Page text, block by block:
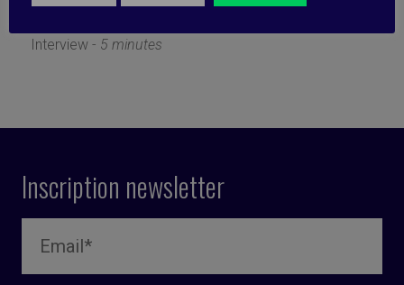
Interview - 5 minutes
Inscription newsletter